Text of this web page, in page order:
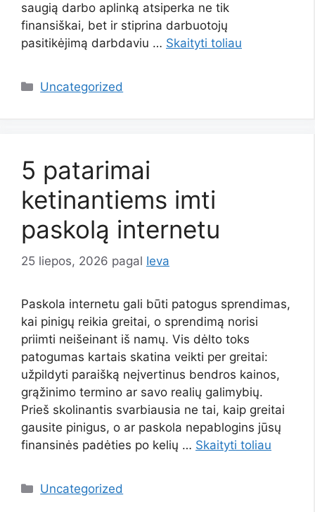
saugią darbo aplinką atsiperka ne tik
finansiškai, bet ir stiprina darbuotojų
pasitikėjimą darbdaviu … Skaityti toliau
Kategorijos
Uncategorized
5 patarimai
ketinantiems imti
paskolą internetu
25 liepos, 2026 pagal Ieva
Paskola internetu gali būti patogus sprendimas,
kai pinigų reikia greitai, o sprendimą norisi
priimti neišeinant iš namų. Vis dėlto toks
patogumas kartais skatina veikti per greitai:
užpildyti paraišką neįvertinus bendros kainos,
grąžinimo termino ar savo realių galimybių.
Prieš skolinantis svarbiausia ne tai, kaip greitai
gausite pinigus, o ar paskola nepablogins jūsų
finansinės padėties po kelių … Skaityti toliau
Kategorijos
Uncategorized